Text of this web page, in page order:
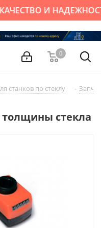
КАЧЕСТВО И
0
cтaнков по стеклу -
стекла